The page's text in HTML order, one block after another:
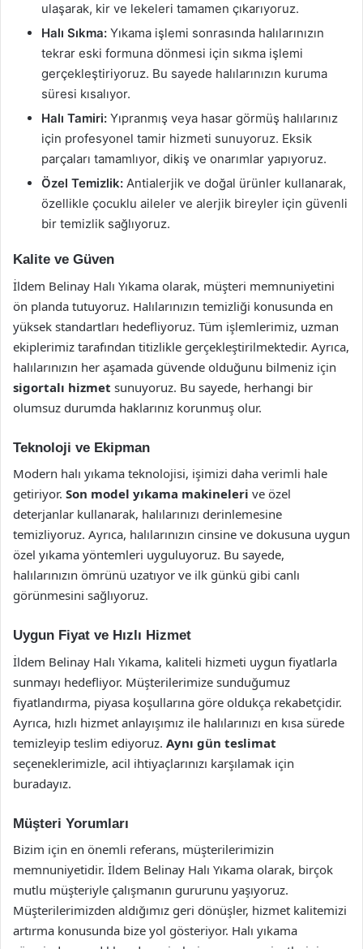
ulaşarak, kir ve lekeleri tamamen çıkarıyoruz.
Halı Sıkma: Yıkama işlemi sonrasında halılarınızın
tekrar eski formuna dönmesi için sıkma işlemi
gerçekleştiriyoruz. Bu sayede halılarınızın kuruma
süresi kısalıyor.
Halı Tamiri: Yıpranmış veya hasar görmüş halılarınız
için profesyonel tamir hizmeti sunuyoruz. Eksik
parçaları tamamlıyor, dikiş ve onarımlar yapıyoruz.
Özel Temizlik: Antialerjik ve doğal ürünler kullanarak,
özellikle çocuklu aileler ve alerjik bireyler için güvenli
bir temizlik sağlıyoruz.
Kalite ve Güven
İldem Belinay Halı Yıkama olarak, müşteri memnuniyetini
ön planda tutuyoruz. Halılarınızın temizliği konusunda en
yüksek standartları hedefliyoruz. Tüm işlemlerimiz, uzman
ekiplerimiz tarafından titizlikle gerçekleştirilmektedir. Ayrıca,
halılarınızın her aşamada güvende olduğunu bilmeniz için
sigortalı hizmet sunuyoruz. Bu sayede, herhangi bir
olumsuz durumda haklarınız korunmuş olur.
Teknoloji ve Ekipman
Modern halı yıkama teknolojisi, işimizi daha verimli hale
getiriyor. Son model yıkama makineleri ve özel
deterjanlar kullanarak, halılarınızı derinlemesine
temizliyoruz. Ayrıca, halılarınızın cinsine ve dokusuna uygun
özel yıkama yöntemleri uyguluyoruz. Bu sayede,
halılarınızın ömrünü uzatıyor ve ilk günkü gibi canlı
görünmesini sağlıyoruz.
Uygun Fiyat ve Hızlı Hizmet
İldem Belinay Halı Yıkama, kaliteli hizmeti uygun fiyatlarla
sunmayı hedefliyor. Müşterilerimize sunduğumuz
fiyatlandırma, piyasa koşullarına göre oldukça rekabetçidir.
Ayrıca, hızlı hizmet anlayışımız ile halılarınızı en kısa sürede
temizleyip teslim ediyoruz. Aynı gün teslimat
seçeneklerimizle, acil ihtiyaçlarınızı karşılamak için
buradayız.
Müşteri Yorumları
Bizim için en önemli referans, müşterilerimizin
memnuniyetidir. İldem Belinay Halı Yıkama olarak, birçok
mutlu müşteriyle çalışmanın gururunu yaşıyoruz.
Müşterilerimizden aldığımız geri dönüşler, hizmet kalitemizi
artırma konusunda bize yol gösteriyor. Halı yıkama